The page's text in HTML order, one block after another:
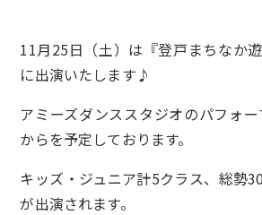
11月25日（土）は『登戸まちなか
に出演いたします♪
アミーズダンススタジオのパフォ
からを予定しております。
キッズ・ジュニア計5クラス、総勢
が出演されます。